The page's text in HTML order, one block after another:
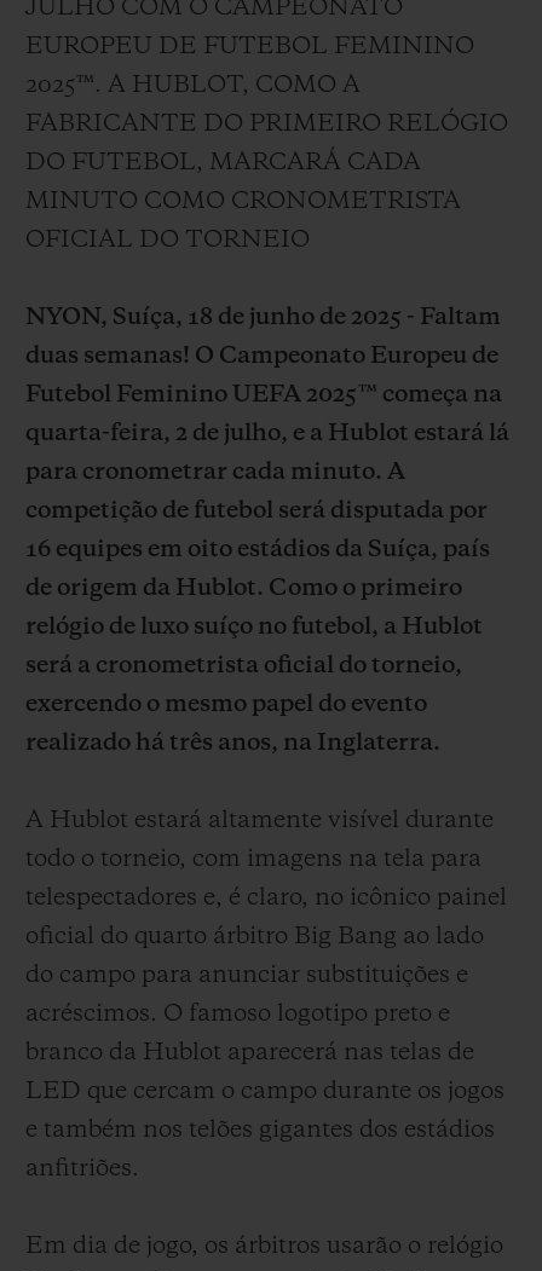
JULHO COM O CAMPEONATO
EUROPEU DE FUTEBOL FEMININO
2025™. A HUBLOT, COMO A
FABRICANTE DO PRIMEIRO RELÓGIO
DO FUTEBOL, MARCARÁ CADA
MINUTO COMO CRONOMETRISTA
OFICIAL DO TORNEIO
NYON, Suíça, 18 de junho de 2025 - Faltam
duas semanas! O Campeonato Europeu de
Futebol Feminino UEFA 2025™ começa na
quarta-feira, 2 de julho, e a Hublot estará lá
para cronometrar cada minuto. A
competição de futebol será disputada por
16 equipes em oito estádios da Suíça, país
de origem da Hublot. Como o primeiro
relógio de luxo suíço no futebol, a Hublot
será a cronometrista oficial do torneio,
exercendo o mesmo papel do evento
realizado há três anos, na Inglaterra.
A Hublot estará altamente visível durante
todo o torneio, com imagens na tela para
telespectadores e, é claro, no icônico painel
oficial do quarto árbitro Big Bang ao lado
do campo para anunciar substituições e
acréscimos. O famoso logotipo preto e
branco da Hublot aparecerá nas telas de
LED que cercam o campo durante os jogos
e também nos telões gigantes dos estádios
anfitriões.
Em dia de jogo, os árbitros usarão o relógio
BIG BANG
SUMMER MULTI-
BIG BANG
PEACH CERAMIC ESSENTIAL
SERVIÇIOS EXCLUSIVOS
ENTREGA PROGRAMADA
ENTREGA E DEVOLUÇÕES DE CORTESIA
PAGAMENTO SEGURO
EMBALAGEM DE PRESENTES
ENCONTRAR UMA